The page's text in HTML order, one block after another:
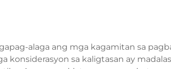
alaga ang mga kagamitan sa
konsiderasyon sa kaligtasan ay